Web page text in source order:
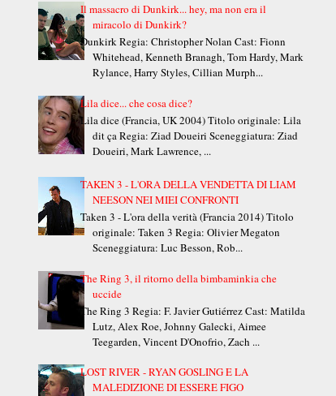
Il massacro di Dunkirk... hey, ma non era il
miracolo di Dunkirk?
Dunkirk Regia: Christopher Nolan Cast: Fionn
Whitehead, Kenneth Branagh, Tom Hardy, Mark
Rylance, Harry Styles, Cillian Murph...
Lila dice... che cosa dice?
Lila dice (Francia, UK 2004) Titolo originale: Lila
dit ça Regia: Ziad Doueiri Sceneggiatura: Ziad
Doueiri, Mark Lawrence, ...
TAKEN 3 - L'ORA DELLA VENDETTA DI LIAM
NEESON NEI MIEI CONFRONTI
Taken 3 - L'ora della verità (Francia 2014) Titolo
originale: Taken 3 Regia: Olivier Megaton
Sceneggiatura: Luc Besson, Rob...
The Ring 3, il ritorno della bimbaminkia che
uccide
The Ring 3 Regia: F. Javier Gutiérrez Cast: Matilda
Lutz, Alex Roe, Johnny Galecki, Aimee
Teegarden, Vincent D'Onofrio, Zach ...
LOST RIVER - RYAN GOSLING E LA
MALEDIZIONE DI ESSERE FIGO